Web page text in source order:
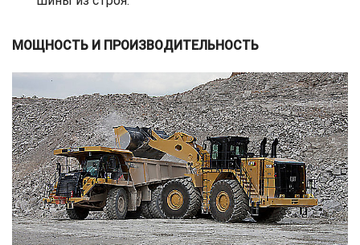
МОЩНОСТЬ И ПРОИЗВОДИТЕЛЬНОСТЬ